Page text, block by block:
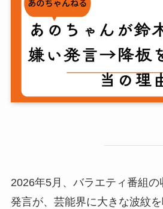
2026年5月、バラエティ番組
発言が、芸能界に大きな波紋